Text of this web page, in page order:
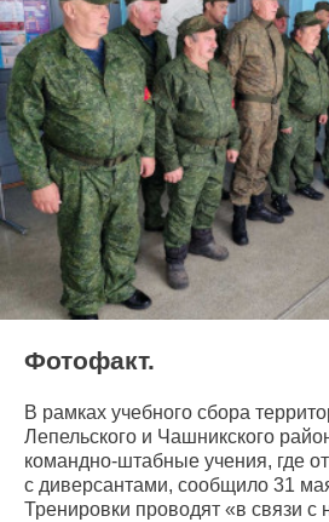
Фотофакт.
В рамках учебного сбора
Лепельского и Чашникского
командно-штабные учения, где
с диверсантами, сообщило 31
Тренировки проводят «в связи с